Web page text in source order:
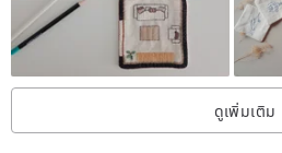
trendy touch to your desks and
your loved ones! These coasters make
anyone who loves scrummy decor for
housewarming, weddings, birthdays,
ดูเพิ่มเติม